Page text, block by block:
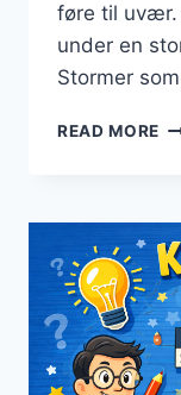
føre til uvær.
under en
Stormer
READ MORE